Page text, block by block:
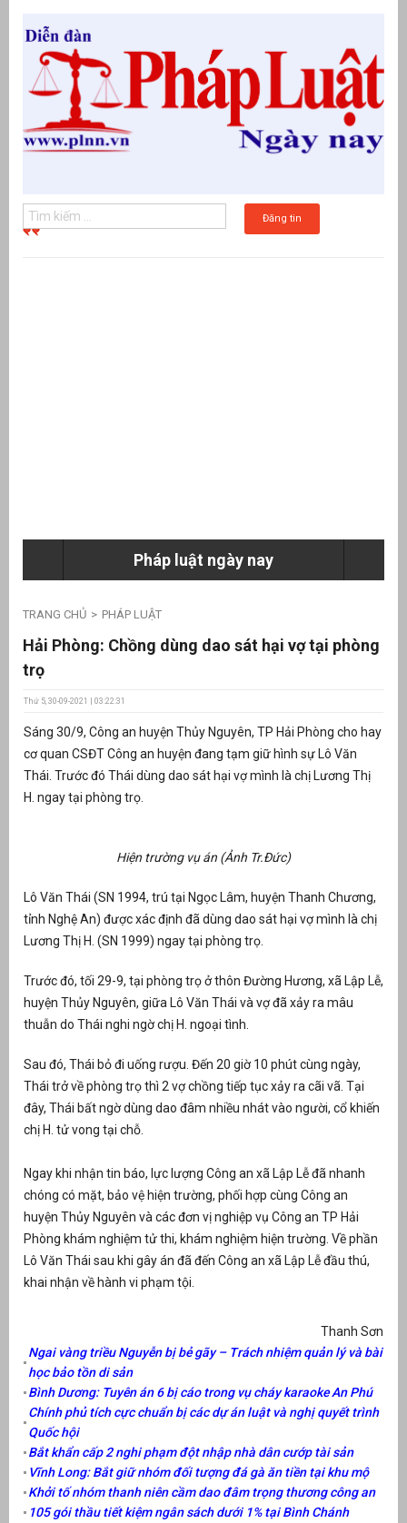
Đăng tin
Pháp luật ngày nay
TRANG CHỦ PHÁP LUẬT
Hải Phòng: Chồng dùng dao sát hại vợ tại phòng
trọ
Thứ 5, 30-09-2021 | 03:22:31
Sáng 30/9, Công an huyện Thủy Nguyên, TP Hải Phòng cho hay
cơ quan CSĐT Công an huyện đang tạm giữ hình sự Lô Văn
Thái. Trước đó Thái dùng dao sát hại vợ mình là chị Lương Thị
H. ngay tại phòng trọ.
Hiện trường vụ án (Ảnh Tr.Đức)
Lô Văn Thái (SN 1994, trú tại Ngọc Lâm, huyện Thanh Chương,
tỉnh Nghệ An) được xác định đã dùng dao sát hại vợ mình là chị
Lương Thị H. (SN 1999) ngay tại phòng trọ.
Trước đó, tối 29-9, tại phòng trọ ở thôn Đường Hương, xã Lập Lễ,
huyện Thủy Nguyên, giữa Lô Văn Thái và vợ đã xảy ra mâu
thuẫn do Thái nghi ngờ chị H. ngoại tình.
Sau đó, Thái bỏ đi uống rượu. Đến 20 giờ 10 phút cùng ngày,
Thái trở về phòng trọ thì 2 vợ chồng tiếp tục xảy ra cãi vã. Tại
đây, Thái bất ngờ dùng dao đâm nhiều nhát vào người, cổ khiến
chị H. tử vong tại chỗ.
Ngay khi nhận tin báo, lực lượng Công an xã Lập Lễ đã nhanh
chóng có mặt, bảo vệ hiện trường, phối hợp cùng Công an
huyện Thủy Nguyên và các đơn vị nghiệp vụ Công an TP Hải
Phòng khám nghiệm tử thi, khám nghiệm hiện trường. Về phần
Lô Văn Thái sau khi gây án đã đến Công an xã Lập Lễ đầu thú,
khai nhận về hành vi phạm tội.
Thanh Sơn
Ngai vàng triều Nguyễn bị bẻ gãy – Trách nhiệm quản lý và bài
học bảo tồn di sản
Bình Dương: Tuyên án 6 bị cáo trong vụ cháy karaoke An Phú
Chính phủ tích cực chuẩn bị các dự án luật và nghị quyết trình
Quốc hội
Bắt khẩn cấp 2 nghi phạm đột nhập nhà dân cướp tài sản
Vĩnh Long: Bắt giữ nhóm đối tượng đá gà ăn tiền tại khu mộ
Khởi tố nhóm thanh niên cầm dao đâm trọng thương công an
105 gói thầu tiết kiệm ngân sách dưới 1% tại Bình Chánh